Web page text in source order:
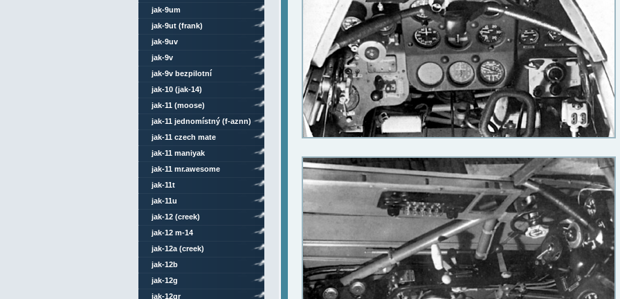
jak-9um
jak-9ut (frank)
jak-9uv
jak-9v
jak-9v bezpilotní
jak-10 (jak-14)
jak-11 (moose)
jak-11 jednomístný (f-aznn)
jak-11 czech mate
jak-11 maniyak
jak-11 mr.awesome
jak-11t
jak-11u
jak-12 (creek)
jak-12 m-14
jak-12a (creek)
jak-12b
jak-12g
jak-12gr